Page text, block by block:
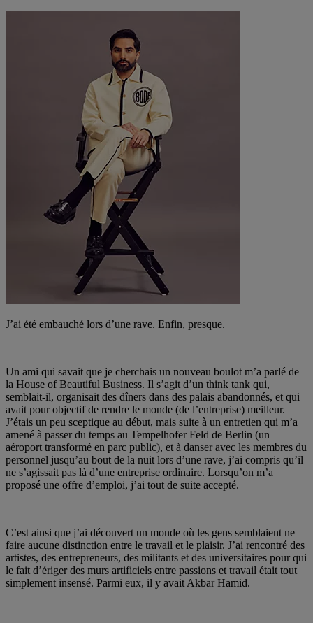
J’ai été embauché lors d’une rave. Enfin, presque.
Un ami qui savait que je cherchais un nouveau boulot m’a parlé de
la House of Beautiful Business. Il s’agit d’un think tank qui,
semblait-il, organisait des dîners dans des palais abandonnés, et qui
avait pour objectif de rendre le monde (de l’entreprise) meilleur.
J’étais un peu sceptique au début, mais suite à un entretien qui m’a
amené à passer du temps au Tempelhofer Feld de Berlin (un
aéroport transformé en parc public), et à danser avec les membres du
personnel jusqu’au bout de la nuit lors d’une rave, j’ai compris qu’il
ne s’agissait pas là d’une entreprise ordinaire. Lorsqu’on m’a
proposé une offre d’emploi, j’ai tout de suite accepté.
C’est ainsi que j’ai découvert un monde où les gens semblaient ne
faire aucune distinction entre le travail et le plaisir. J’ai rencontré des
artistes, des entrepreneurs, des militants et des universitaires pour qui
le fait d’ériger des murs artificiels entre passions et travail était tout
simplement insensé. Parmi eux, il y avait Akbar Hamid.